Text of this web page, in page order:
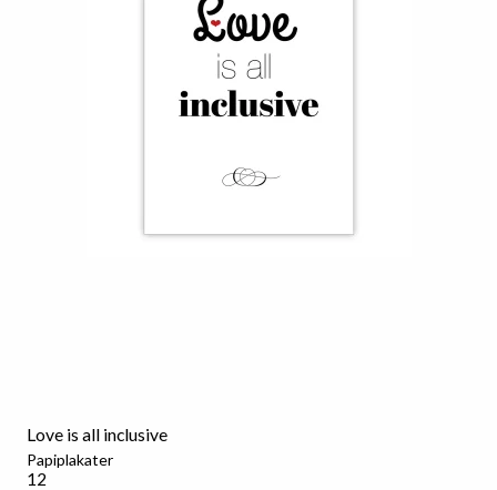
Love is all inclusive
Papiplakater
12